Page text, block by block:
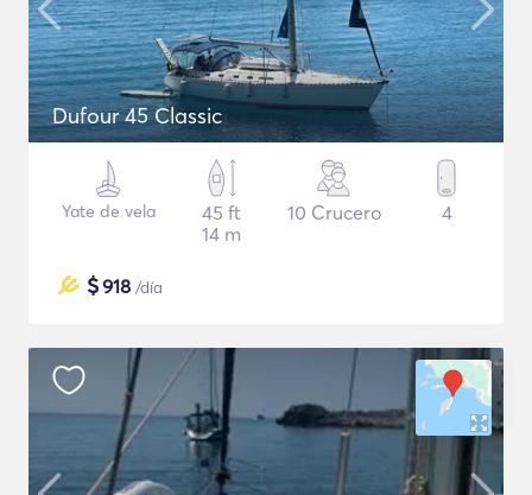
Dufour 45 Classic
Yate de vela
45 ft
14 m
10 Crucero 4
$918 /día